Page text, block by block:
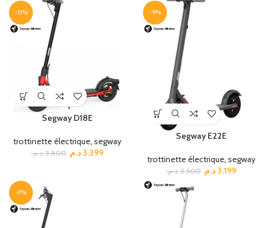
-11%
Segway D18E
trottinette électrique, segway
3.800 د.م. 3.399 د.م.
-9%
Segway E22E
trottinette électrique, segway
3.500 د.م. 3.199 د.م.
-7%